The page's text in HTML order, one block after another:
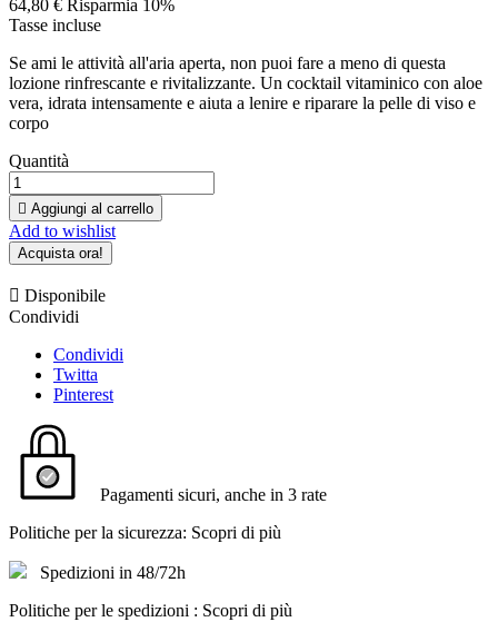
64,80 € Risparmia 10%
Tasse incluse
Se ami le attività all'aria aperta, non puoi fare a meno di questa
lozione rinfrescante e rivitalizzante. Un cocktail vitaminico con aloe
vera, idrata intensamente e aiuta a lenire e riparare la pelle di viso e
corpo
Quantità
 Aggiungi al carrello
Add to wishlist
Acquista ora!
 Disponibile
Condividi
Condividi
Twitta
Pinterest
Pagamenti sicuri, anche in 3 rate
Politiche per la sicurezza: Scopri di più
Spedizioni in 48/72h
Politiche per le spedizioni : Scopri di più